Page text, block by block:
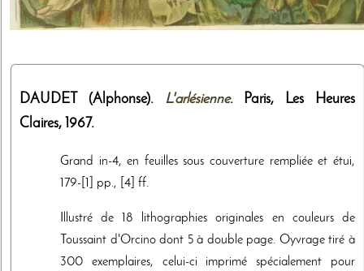
DAUDET (Alphonse). L'arlésienne. Paris,
Les Heures
Claires, 1967.
Grand in-4, en feuilles sous couverture rempliée et étui,
179-[1] pp., [4] ff.
Illustré de 18 lithographies originales en couleurs de
Toussaint d'Orcino dont 5 à double page. Oyvrage tiré à
300 exemplaires, celui-ci imprimé spécialement pour